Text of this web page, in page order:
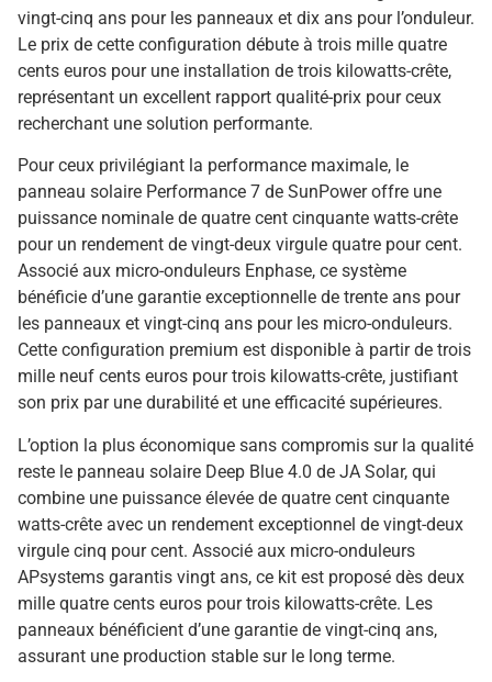
vingt-cinq ans pour les panneaux et dix ans pour l’onduleur.
Le prix de cette configuration débute à trois mille quatre
cents euros pour une installation de trois kilowatts-crête,
représentant un excellent rapport qualité-prix pour ceux
recherchant une solution performante.
Pour ceux privilégiant la performance maximale, le
panneau solaire Performance 7 de SunPower offre une
puissance nominale de quatre cent cinquante watts-crête
pour un rendement de vingt-deux virgule quatre pour cent.
Associé aux micro-onduleurs Enphase, ce système
bénéficie d’une garantie exceptionnelle de trente ans pour
les panneaux et vingt-cinq ans pour les micro-onduleurs.
Cette configuration premium est disponible à partir de trois
mille neuf cents euros pour trois kilowatts-crête, justifiant
son prix par une durabilité et une efficacité supérieures.
L’option la plus économique sans compromis sur la qualité
reste le panneau solaire Deep Blue 4.0 de JA Solar, qui
combine une puissance élevée de quatre cent cinquante
watts-crête avec un rendement exceptionnel de vingt-deux
virgule cinq pour cent. Associé aux micro-onduleurs
APsystems garantis vingt ans, ce kit est proposé dès deux
mille quatre cents euros pour trois kilowatts-crête. Les
panneaux bénéficient d’une garantie de vingt-cinq ans,
assurant une production stable sur le long terme.